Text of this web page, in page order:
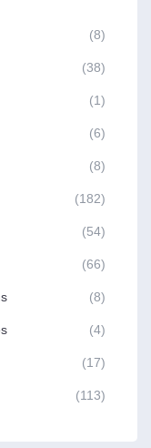
(8)
(38)
(1)
(6)
(8)
(182)
(54)
(66)
(8)
(4)
(17)
(113)